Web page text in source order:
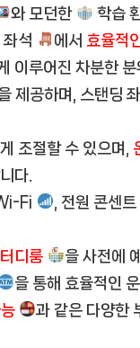
와 모던한 학습
좌석 에서 효율적
이루어진 차분한 분
제공하며, 스탠딩
조절할 수 있으며,
다.
Fi , 전원 콘센트
디룸
을 사전에
을 통해 효율적인
과 같은 다양한